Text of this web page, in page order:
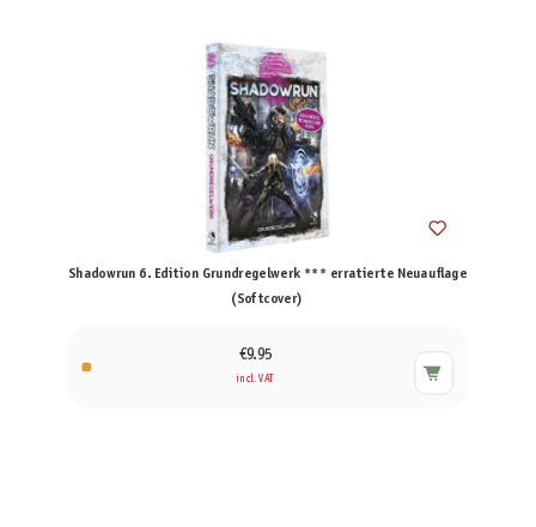
Shadowrun 6. Edition Grundregelwerk *** erratierte Neuauflage
(Softcover)
€9.95
incl. VAT